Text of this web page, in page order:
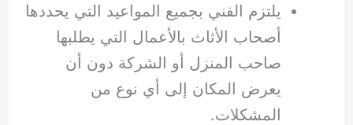
يلتزم الفني بجميع المواعيد التي يحددها
أصحاب الأثاث بالأعمال التي يطلبها
صاحب المنزل أو الشركة دون أن
يعرض المكان إلى أي نوع من
المشكلات.